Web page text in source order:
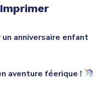
anniversaire enfant
aventure féerique !